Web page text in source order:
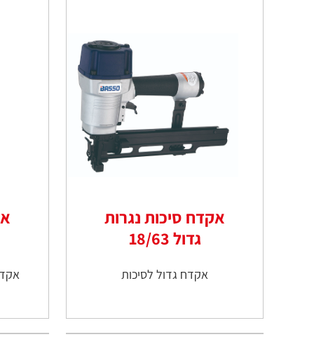
אקדח סיכות נגרות
גדול 18/63
אקדח גדול לסיכות אקדח